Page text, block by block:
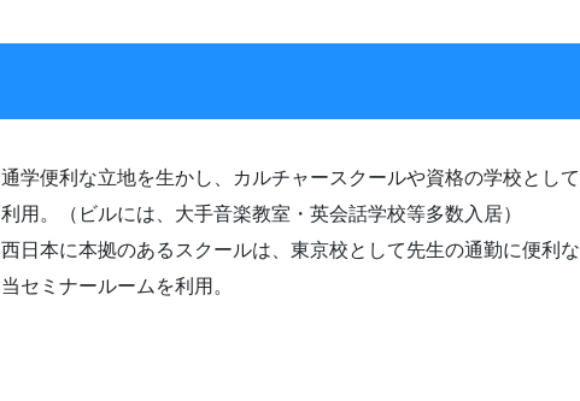
通学便利な立地を生かし、カルチャースクールや資格の学校として
利用。（ビルには、大手音楽教室・英会話学校等多数入居）
西日本に本拠のあるスクールは、東京校として先生の通勤に便利な
当セミナールームを利用。